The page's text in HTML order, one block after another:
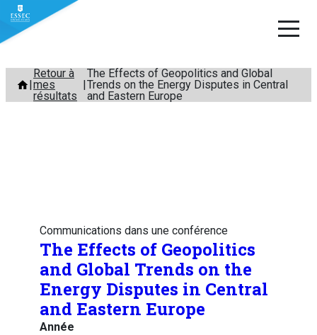
Aller
contenu
Retour à
mes
résultats
The Effects of Geopolitics and Global
Trends on the Energy Disputes in Central
and Eastern Europe
Communications dans une conférence
The Effects of Geopolitics
and Global Trends on the
Energy Disputes in Central
and Eastern Europe
Année